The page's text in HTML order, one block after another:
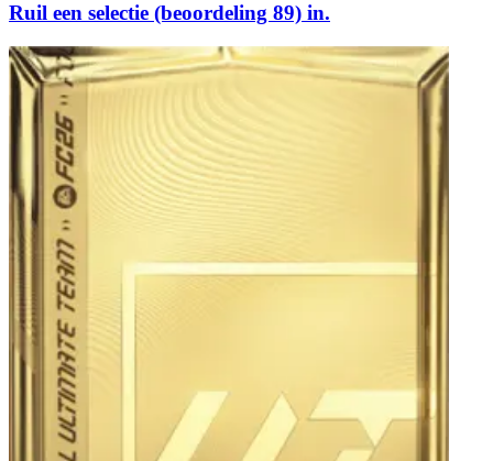
Ruil een selectie (beoordeling 89) in.